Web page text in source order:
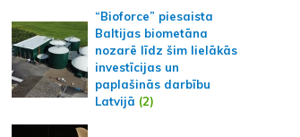
“Bioforce” piesaista
Baltijas biometāna
nozarē līdz šim lielākās
investīcijas un
paplašinās darbību
Latvijā (2)